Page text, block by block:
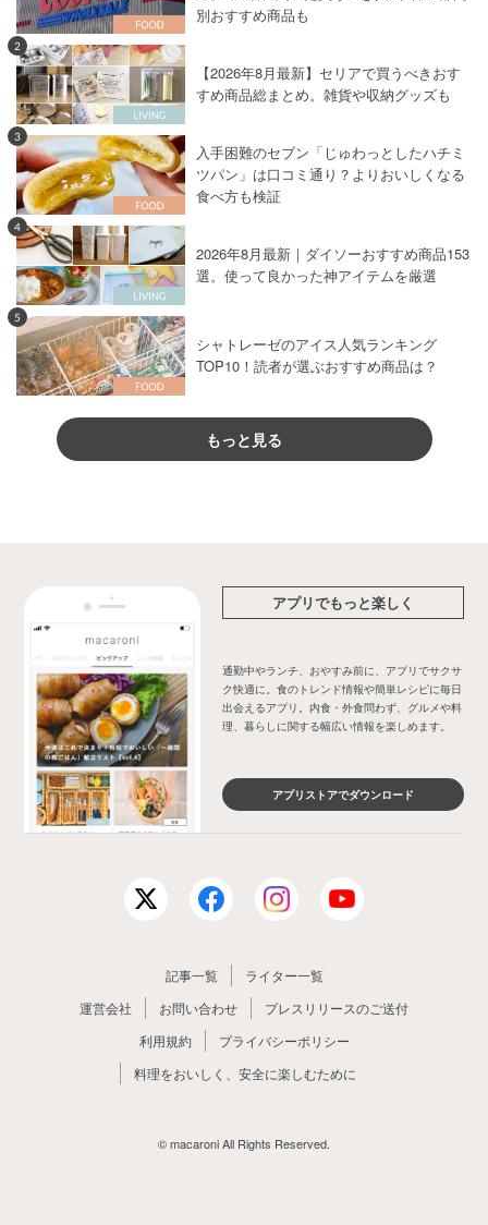
別おすすめ商品も
2
【2026年8月最新】セリアで買うべきおす
すめ商品総まとめ。雑貨や収納グッズも
3
入手困難のセブン「じゅわっとしたハチミ
ツパン」は口コミ通り？よりおいしくなる
食べ方も検証
4
2026年8月最新｜ダイソーおすすめ商品153
選。使って良かった神アイテムを厳選
5
シャトレーゼのアイス人気ランキング
TOP10！読者が選ぶおすすめ商品は？
もっと見る
アプリでもっと楽しく
通勤中やランチ、おやすみ前に、アプリでサクサ
ク快適に。食のトレンド情報や簡単レシピに毎日
出会えるアプリ。内食・外食問わず、グルメや料
理、暮らしに関する幅広い情報を楽しめます。
アプリストアでダウンロード
記事一覧
ライター一覧
運営会社
お問い合わせ
プレスリリースのご送付
利用規約
プライバシーポリシー
料理をおいしく、安全に楽しむために
© macaroni All Rights Reserved.